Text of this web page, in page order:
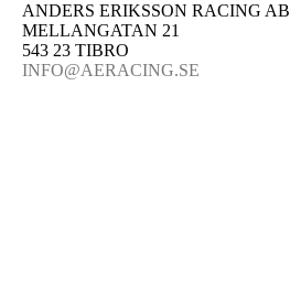
ANDERS ERIKSSON RACING AB
MELLANGATAN 21
543 23 TIBRO
INFO@AERACING.SE